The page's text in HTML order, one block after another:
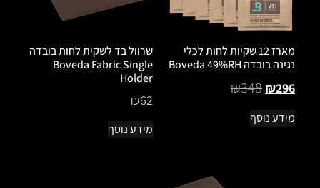
מארז 12 שקיות לחות לכלי
נגינה בובדה Boveda 49%RH
₪348₪296
מידע נוסף
שרוול בד לשקית לחות בובדה
Boveda Fabric Single
Holder
₪62
מידע נוסף